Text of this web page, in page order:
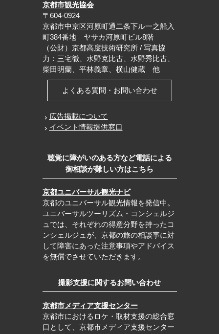
京都市観光協会
〒604-0924
京都市中京区河原町通二条下ル一之船入
町384番地 ヤサカ河原町ビル8階
（公財）京都高度技術研究所 / 写真協
力：三宅徹、水野克比古、水野秀比古、
柴田明蘭、平林義章、横山健蔵 他
よくある質問・お問い合わせ
広告掲載について
イベント情報提供窓口
聴覚に障がいのある方など電話による
御相談が難しい方はこちら
京都ユニバーサル観光ナビ
京都のユニバーサル観光情報を発信中。
ユニバーサルツーリズム・コンシェルジ
ュでは、それぞれの得意分野を持ったコ
ンシェルジュが、京都の旅の相談事に対
して障害にあった注意事項やアドバイス
を無償でさせていただきます。
撮影支援に関するお問い合わせ
京都市メディア支援センター
京都市におけるロケ・取材支援の総合窓
口として、京都市メディア支援センター